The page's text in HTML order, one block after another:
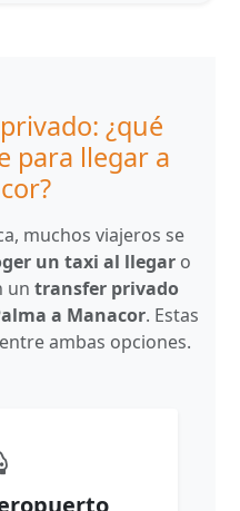
¿qué
para llegar a
muchos viajeros se
un taxi al llegaro
un transfer privado
a Manacor. Estas
ambas opciones.